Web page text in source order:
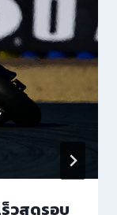
วสุดรอบ